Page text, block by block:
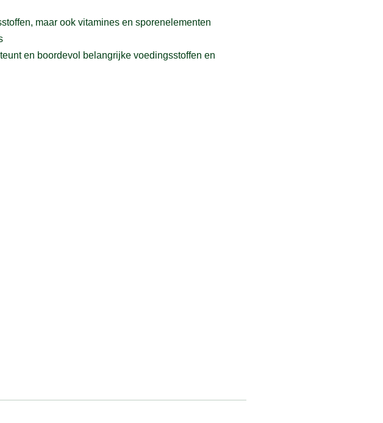
maar ook vitamines en sporenelementen
en boordevol belangrijke voedingsstoffen en